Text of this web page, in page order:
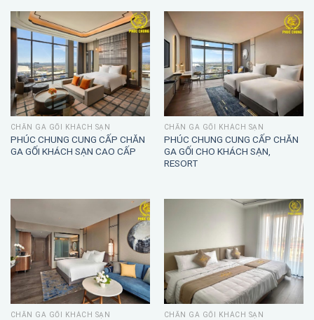
CHĂN GA GỐI KHÁCH SẠN
PHÚC CHUNG CUNG CẤP CHĂN
GA GỐI KHÁCH SẠN CAO CẤP
CHĂN GA GỐI KHÁCH SẠN
PHÚC CHUNG CUNG CẤP CHĂN
GA GỐI CHO KHÁCH SẠN,
RESORT
CHĂN GA GỐI KHÁCH SẠN CHĂN GA GỐI KHÁCH SẠN